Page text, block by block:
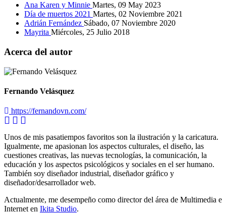
Ana Karen y Minnie Martes, 09 May 2023
Día de muertos 2021 Martes, 02 Noviembre 2021
Adrián Fernández Sábado, 07 Noviembre 2020
Mayrita Miércoles, 25 Julio 2018
Acerca del autor
Fernando Velásquez
https://fernandovn.com/
Unos de mis pasatiempos favoritos son la ilustración y la caricatura.
Igualmente, me apasionan los aspectos culturales, el diseño, las
cuestiones creativas, las nuevas tecnologías, la comunicación, la
educación y los aspectos psicológicos y sociales en el ser humano.
También soy diseñador industrial, diseñador gráfico y
diseñador/desarrollador web.
Actualmente, me desempeño como director del área de Multimedia e
Internet en Ikita Studio.